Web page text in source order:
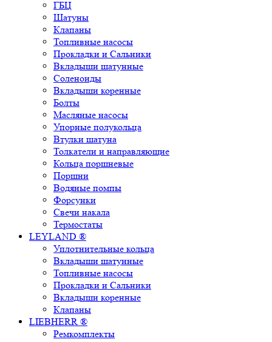
ГБЦ
Шатуны
Клапаны
Топливные насосы
Прокладки и Сальники
Вкладыши шатунные
Соленоиды
Вкладыши коренные
Болты
Масляные насосы
Упорные полукольца
Втулки шатуна
Толкатели и направляющие
Кольца поршневые
Поршни
Водяные помпы
Форсунки
Свечи накала
Термостаты
LEYLAND ®
Уплотнительные кольца
Вкладыши шатунные
Топливные насосы
Прокладки и Сальники
Вкладыши коренные
Клапаны
LIEBHERR ®
Ремкомплекты